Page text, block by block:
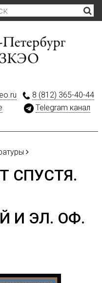
8 (812) 365-40-44
Telegram канал
СПУСТЯ.
И ЭЛ. ОФ.